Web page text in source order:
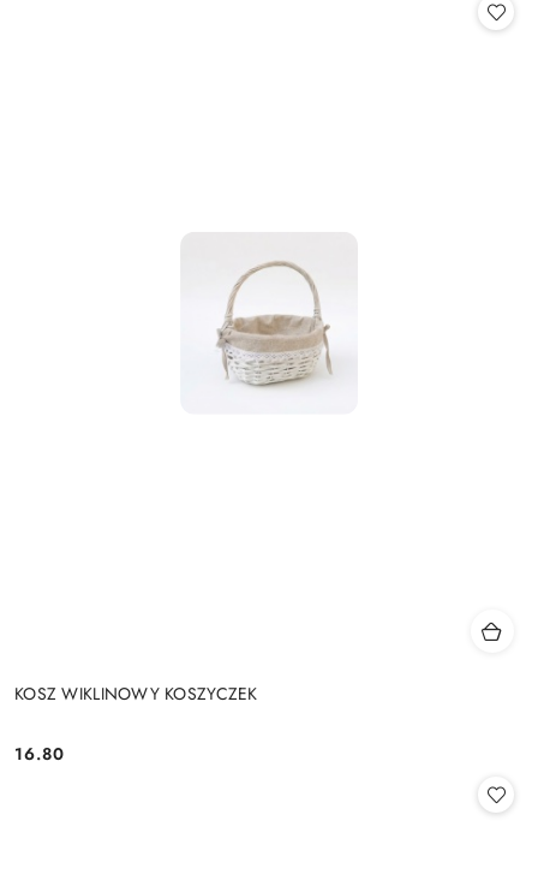
KOSZ WIKLINOWY KOSZYCZEK
Cena:
16.80